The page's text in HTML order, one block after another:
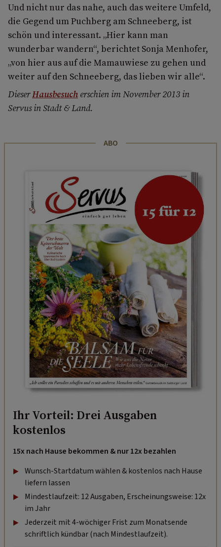
Und nicht nur das nahe, auch das weitere Umfeld,
die Gegend um Puchberg am Schneeberg, ist
schön und interessant. „Hier kann man
wunderbar wandern“, berichtet Sonja Menhofer,
„von hier aus auf die Mamauwiese zu gehen und
weiter auf den Schneeberg, das lieben wir alle“.
DieserHausbesuch erschien im November 2013 in
Servus in Stadt & Land.
ABO
Ihr Vorteil: Drei Ausgaben
kostenlos
15x nach Hause bekommen & nur 12x bezahlen
Wunsch-Startdatum wählen & kostenlos nach Hause
liefern lassen
Mindestlaufzeit: 12 Ausgaben, Erscheinungsweise: 12x
im Jahr
Jederzeit mit 4-wöchiger Frist zum Monatsende
schriftlich kündbar (nach Mindestlaufzeit).